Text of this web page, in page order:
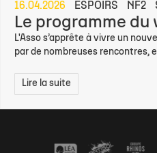
16.04.2026 ESPOIRS NF2
Le programme du
L'Asso s’apprête à vivre un
par de nombreuses rencontres,
Lire la suite